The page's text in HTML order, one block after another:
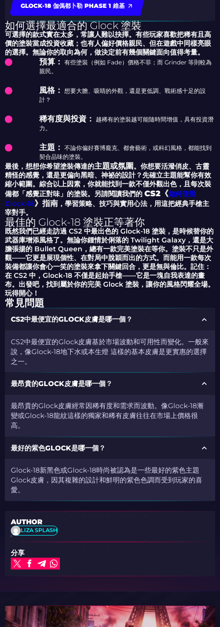
GLOCK-18 伽傌都卜勒 PHASE 1 維基
如何選擇最適合的 Glock 塗裝
可選擇的款式實在太多，常讓人難以抉擇。有些玩家喜歡把稀有且高
價的塗裝當成投資收藏；也有人偏好價格親民、但在遊戲中同樣亮眼
的選擇。無論你的取向為何，做決定前有幾個關鍵面向值得考量。
預算： 有些塗裝（例如 Fade）價格不菲；而 Grinder 等則較為
親民。
風格： 想要大膽、吸睛的外觀，還是更低調、戰術感十足的設
計？
稀有度與投資：
越稀有的塗裝越可能隨時間增值，具有投資潛
力。
主題： 不論你偏好賽博龐克、都會藝術，或科幻風格，都能找到
契合品味的塗裝。
最後，想想你希望塗裝傳達的主題或氛圍。你想要活潑俏皮、古靈
精怪的感覺，還是更偏向黑暗、神祕的設計？先確立主題能幫你有效
縮小範圍。綜合以上因素，你就能找到一款不僅外觀出色，且每次裝
備都「感覺正對味」的塗裝。另請閱讀我們的 CS2《如何使用
Glock-18》指南 ，學習策略、技巧與實用心法，用這把經典手槍主
宰對手。
最佳的 Glock-18 塗裝正等著你
既然我們已經走訪過 CS2 中最出色的 Glock-18 塗裝，是時候替你的
武器庫增添風格了。無論你鍾情於俐落的 Twilight Galaxy，還是大
膽張揚的 Bullet Queen，總有一款完美塗裝在等你。塗裝不只是外
觀——它更是展現個性、在對局中脫穎而出的方式。而能用一款每次
裝備都讓你會心一笑的塗裝來拿下關鍵回合，更是無與倫比。記住：
在 CS2 中，Glock-18 不僅是起始手槍——它是一塊自我表達的畫
布。出發吧，找到屬於你的完美 Glock 塗裝，讓你的風格閃耀全場。
玩得開心！
常見問題
CS2中最便宜的GLOCK皮膚是哪一個？
CS2中最便宜的Glock皮膚基於市場波動和可用性而變化。一般來
說，像Glock-18地下水或本生燈 這樣的基本皮膚是更實惠的選擇
之一。
最昂貴的GLOCK皮膚是哪一個？
最昂貴的Glock皮膚經常因稀有度和需求而波動。像Glock-18漸
變或Glock-18龍紋這樣的獨家和稀有皮膚往往在市場上價格很
高。
最好的紫色GLOCK是哪一個？
Glock-18新黑色或Glock-18時尚被認為是一些最好的紫色主題
Glock皮膚，因其複雜的設計和鮮明的紫色色調而受到玩家的喜
愛。
AUTHOR
LIZA SPLASH
分享